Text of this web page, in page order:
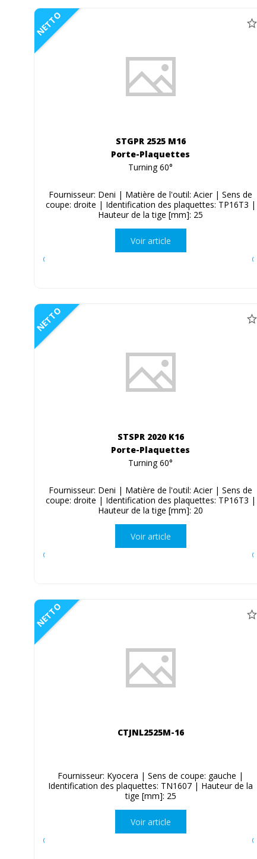
NETTO
STGPR 2525 M16
Porte-Plaquettes
Turning 60°
Fournisseur: Deni | Matière de l'outil: Acier | Sens de
coupe: droite | Identification des plaquettes: TP16T3 |
Hauteur de la tige [mm]: 25
Voir article
NETTO
STSPR 2020 K16
Porte-Plaquettes
Turning 60°
Fournisseur: Deni | Matière de l'outil: Acier | Sens de
coupe: droite | Identification des plaquettes: TP16T3 |
Hauteur de la tige [mm]: 20
Voir article
NETTO
CTJNL2525M-16
Fournisseur: Kyocera | Sens de coupe: gauche |
Identification des plaquettes: TN1607 | Hauteur de la
tige [mm]: 25
Voir article